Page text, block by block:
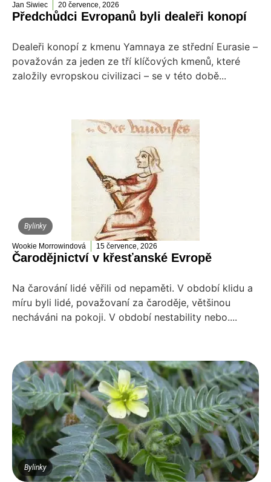
Jan Siwiec 20 července, 2026
Předchůdci Evropanů byli dealeři konopí
Dealeři konopí z kmenu Yamnaya ze střední Eurasie –
považován za jeden ze tří klíčových kmenů, které
založily evropskou civilizaci – se v této době...
Bylinky
Wookie Morrowindová 15 července, 2026
Čarodějnictví v křesťanské Evropě
Na čarování lidé věřili od nepaměti. V období klidu a
míru byli lidé, považovaní za čaroděje, většinou
necháváni na pokoji. V období nestability nebo....
Bylinky